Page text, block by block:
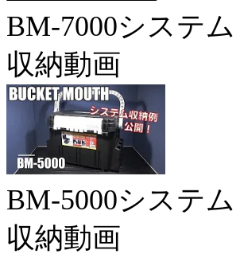
BM-7000システム
収納動画
BM-5000システム
収納動画